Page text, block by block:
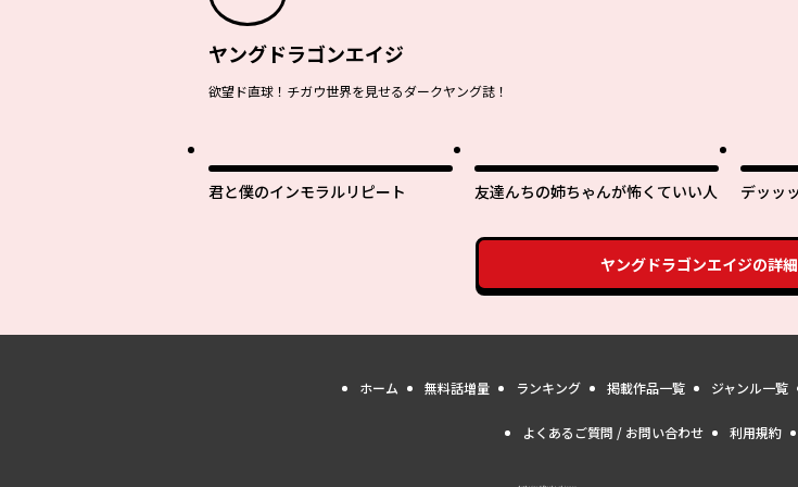
ヤングドラゴンエイジ
欲望ド直球！チガウ世界を見せるダークヤング誌！
君と僕のインモラルリピート 友達んちの姉ちゃんが怖くていい人 デッッ
ヤングドラゴンエイジの詳
ホーム 無料話増量 ランキング 掲載作品一覧 ジャンル一覧
よくあるご質問 / お問い合わせ 利用規約